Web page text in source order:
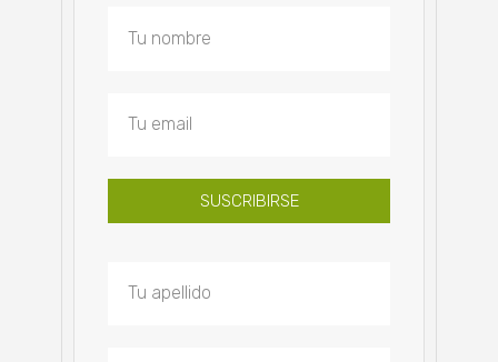
SUSCRIBIRSE